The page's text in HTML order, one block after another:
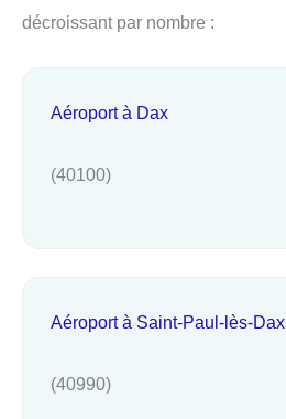
décroissant par nombre :
Aéroport à Dax
(40100)
Aéroport à Saint-Paul-lès-Dax
(40990)